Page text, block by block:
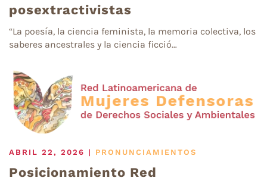
posextractivistas
“La poesía, la ciencia feminista, la memoria colectiva, los
saberes ancestrales y la ciencia ficció…
ABRIL 22, 2026 | PRONUNCIAMIENTOS
Posicionamiento Red